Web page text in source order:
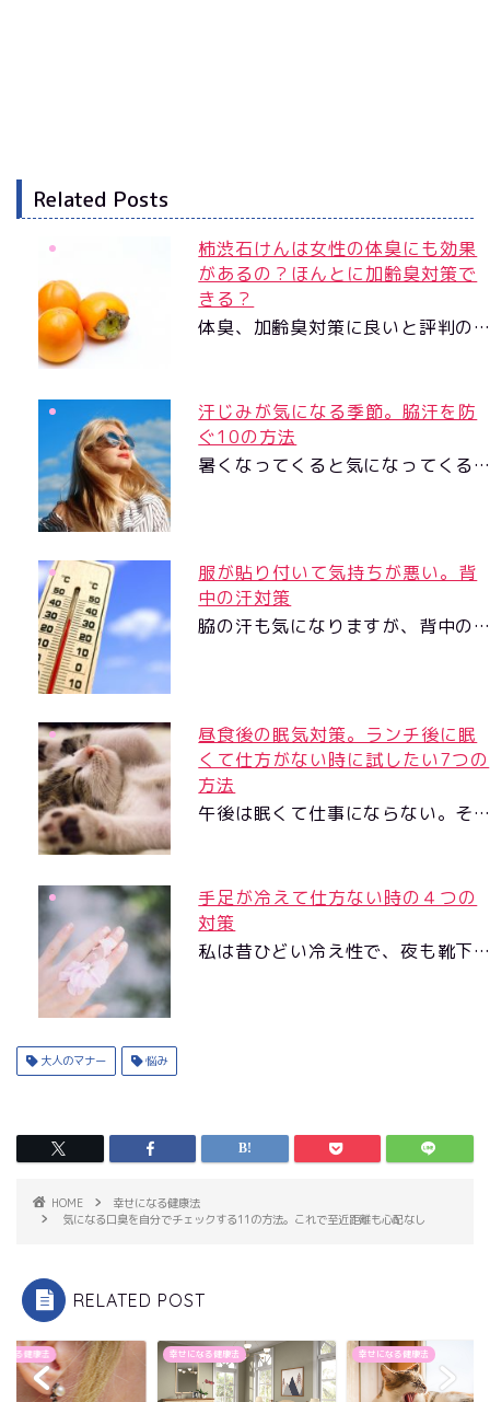
Related Posts
柿渋石けんは女性の体臭にも効果
があるの？ほんとに加齢臭対策で
きる？
体臭、加齢臭対策に良いと評判の
汗じみが気になる季節。脇汗を防
ぐ10の方法
暑くなってくると気になってくる
服が貼り付いて気持ちが悪い。背
中の汗対策
脇の汗も気になりますが、背中の
昼食後の眠気対策。ランチ後に眠
くて仕方がない時に試したい7つの
方法
午後は眠くて仕事にならない。そ
手足が冷えて仕方ない時の４つの
対策
私は昔ひどい冷え性で、夜も靴下
大人のマナー 悩み
HOME
幸せになる健康法
気になる口臭を自分でチェックする11の方法。これで至近距離も心配なし
RELATED POST
なる健康法 幸せになる健康法 幸せになる健康法